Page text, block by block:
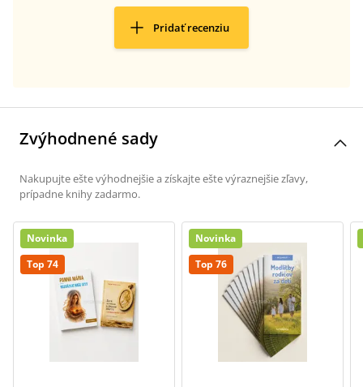
Pridať recenziu
Zvýhodnené sady
Nakupujte ešte výhodnejšie a získajte ešte výraznejšie zľavy,
prípadne knihy zadarmo.
Novinka
Top 74
Novinka
Top 76